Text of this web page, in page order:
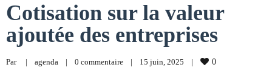
Cotisation sur la valeur
ajoutée des entreprises
Par | agenda | 0 commentaire | 15 juin, 2025 | 0